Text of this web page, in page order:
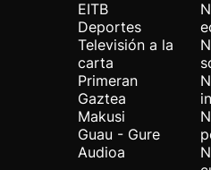
EITB
Deportes
Televisión a la
carta
Primeran
Gaztea
Makusi
Guau - Gure
Audioa